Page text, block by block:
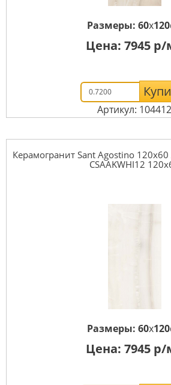
Размеры: 60x120
Цена: 7945 р/
Артикул: 104412
Керамогранит Sant Agostino
CSAAKWHI12
Размеры: 60x120
Цена: 7945 р/